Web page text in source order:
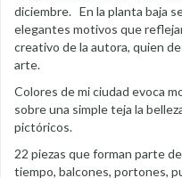
diciembre. En la planta baja
elegantes motivos que
creativo de la autora, quien
arte.
Colores de mi ciudad evoca
sobre una simple teja la
pictóricos.
22 piezas que forman parte
tiempo, balcones, portones,